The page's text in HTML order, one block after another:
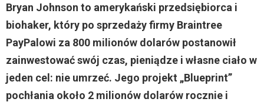
Bryan Johnson to amerykański przedsiębiorca i
biohaker, który po sprzedaży firmy Braintree
PayPalowi za 800 milionów dolarów postanowił
zainwestować swój czas, pieniądze i własne ciało w
jeden cel: nie umrzeć. Jego projekt „Blueprint”
pochłania około 2 milionów dolarów rocznie i